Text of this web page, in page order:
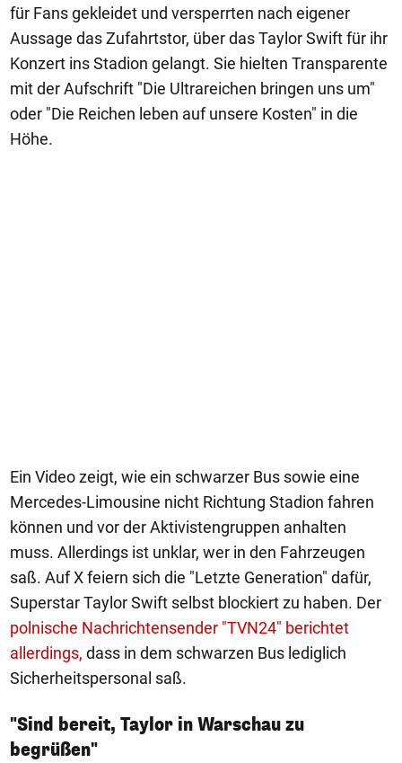
für Fans gekleidet und versperrten nach eigener
Aussage das Zufahrtstor, über das Taylor Swift für ihr
Konzert ins Stadion gelangt. Sie hielten Transparente
mit der Aufschrift "Die Ultrareichen bringen uns um"
oder "Die Reichen leben auf unsere Kosten" in die
Höhe.
Ein Video zeigt, wie ein schwarzer Bus sowie eine
Mercedes-Limousine nicht Richtung Stadion fahren
können und vor der Aktivistengruppen anhalten
muss. Allerdings ist unklar, wer in den Fahrzeugen
saß. Auf X feiern sich die "Letzte Generation" dafür,
Superstar Taylor Swift selbst blockiert zu haben. Der
polnische Nachrichtensender "TVN24" berichtet
allerdings, dass in dem schwarzen Bus lediglich
Sicherheitspersonal saß.
"Sind bereit, Taylor in Warschau zu
begrüßen"